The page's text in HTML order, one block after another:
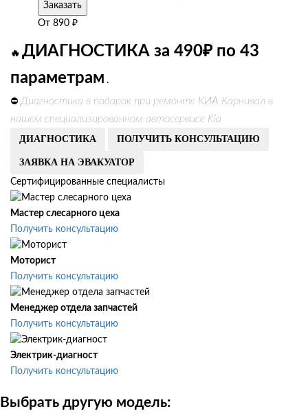
Заказать
От 890 ₽
🔥 ДИАГНОСТИКА за 490₽ по 43
параметрам .
⛔ Диагностика в подарок при ремонте КИА Карнивал в
нашем специализированном автосервисе Kia
ДИАГНОСТИКА ПОЛУЧИТЬ КОНСУЛЬТАЦИЮ
ЗАЯВКА НА ЭВАКУАТОР
Сертифицированные специалисты
Мастер слесарного цеха
Получить консультацию
Моторист
Получить консультацию
Менеджер отдела запчастей
Получить консультацию
Электрик-диагност
Получить консультацию
Выбрать другую модель: